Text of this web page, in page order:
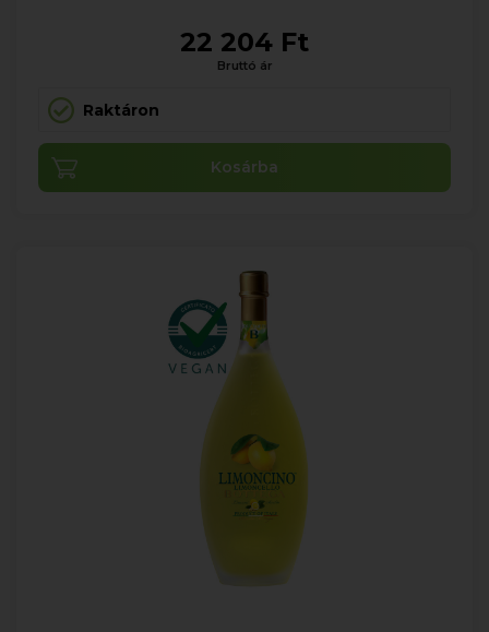
22 204 Ft
Bruttó ár
Raktáron
Kosárba